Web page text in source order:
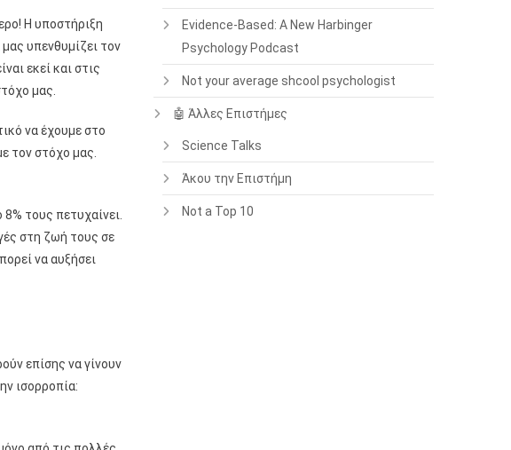
Η υποστήριξη
υπενθυμίζει τον
εκεί και στις
μας.
να έχουμε στο
τον στόχο μας.
τους πετυχαίνει.
στη ζωή τους σε
να αυξήσει
επίσης να γίνουν
ισορροπία:
Evidence-Based: A New Harbinger
Psychology Podcast
Not your average shcool psychologist
🤖 Άλλες Επιστήμες
Science Talks
Άκου την Επιστήμη
Not a Top 10